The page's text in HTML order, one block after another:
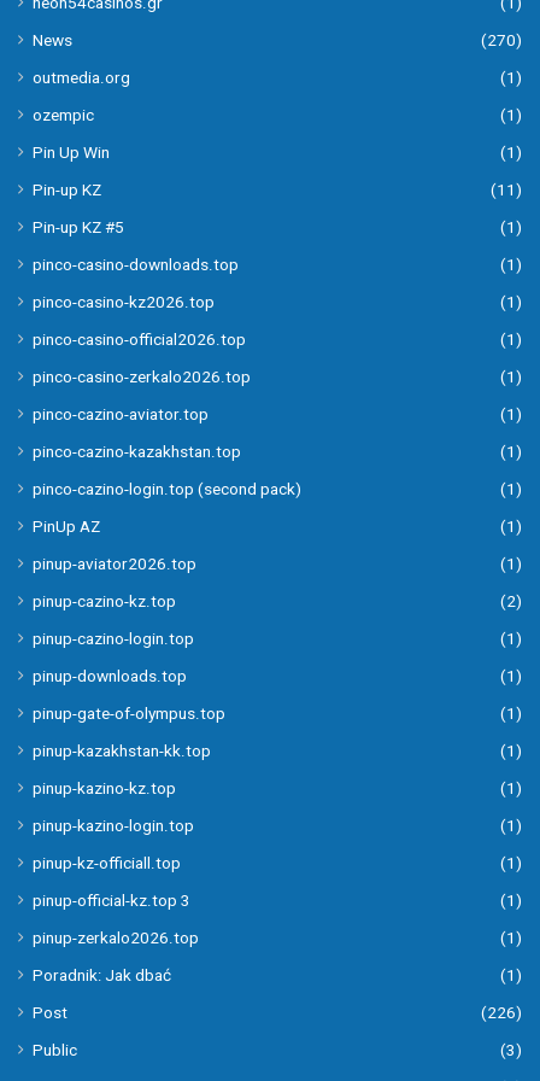
News
(270)
outmedia.org
(1)
ozempic
(1)
Pin Up Win
(1)
Pin-up KZ
(11)
Pin-up KZ #5
(1)
pinco-casino-downloads.top
(1)
pinco-casino-kz2026.top
(1)
pinco-casino-official2026.top
(1)
pinco-casino-zerkalo2026.top
(1)
pinco-cazino-aviator.top
(1)
pinco-cazino-kazakhstan.top
(1)
pinco-cazino-login.top (second pack)
(1)
PinUp AZ
(1)
pinup-aviator2026.top
(1)
pinup-cazino-kz.top
(2)
pinup-cazino-login.top
(1)
pinup-downloads.top
(1)
pinup-gate-of-olympus.top
(1)
pinup-kazakhstan-kk.top
(1)
pinup-kazino-kz.top
(1)
pinup-kazino-login.top
(1)
pinup-kz-officiall.top
(1)
pinup-official-kz.top 3
(1)
pinup-zerkalo2026.top
(1)
Poradnik: Jak dbać
(1)
Post
(226)
Public
(3)